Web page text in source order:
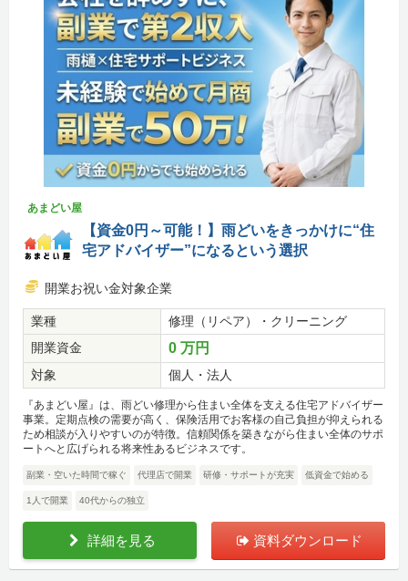
あまどい屋
【資金0円～可能！】雨どいをきっかけに“住
宅アドバイザー”になるという選択
開業お祝い金対象企業
業種
修理（リペア）・クリーニング
開業資金
0 万円
対象 個人・法人
『あまどい屋』は、雨どい修理から住まい全体を支える住宅アドバイザー
事業。定期点検の需要が高く、保険活用でお客様の自己負担が抑えられる
ため相談が入りやすいのが特徴。信頼関係を築きながら住まい全体のサポ
ートへと広げられる将来性あるビジネスです。
副業・空いた時間で稼ぐ 代理店で開業 研修・サポートが充実 低資金で始める
1人で開業 40代からの独立
詳細を見る 資料ダウンロード